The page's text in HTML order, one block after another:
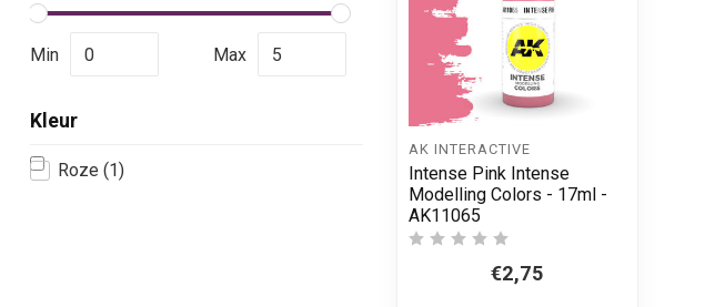
Kleur
Roze (1)
Min Max
AK INTERACTIVE
Intense Pink Intense
Modelling Colors - 17ml -
AK11065
€2,75